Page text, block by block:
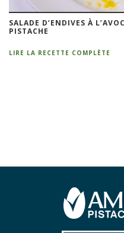
SALADE D’ENDIVES À
PISTACHE
LIRE LA RECETTE COMPLÈTE